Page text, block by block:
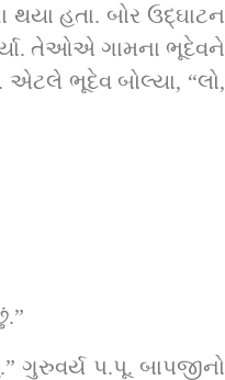
તેઓએ ગામના ભૂદેવને
એટલે ભૂદેવ બોલ્યા, “લો,
ગુરુવર્ય પ.પૂ. બાપજીનો